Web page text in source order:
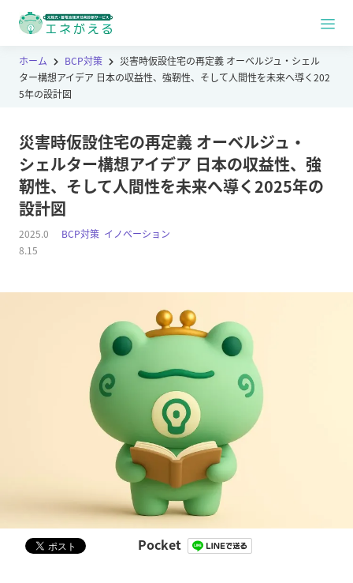
ホーム BCP対策
災害時仮設住宅の再定義 オーベルジュ・シェル
ター構想アイデア 日本の収益性、強靭性、そして人間性を未来へ導く202
5年の設計図
災害時仮設住宅の再定義 オーベルジュ・
シェルター構想アイデア 日本の収益性、強
靭性、そして人間性を未来へ導く2025年の
設計図
BCP対策 イノベーション
2025.0
8.15
Pocket